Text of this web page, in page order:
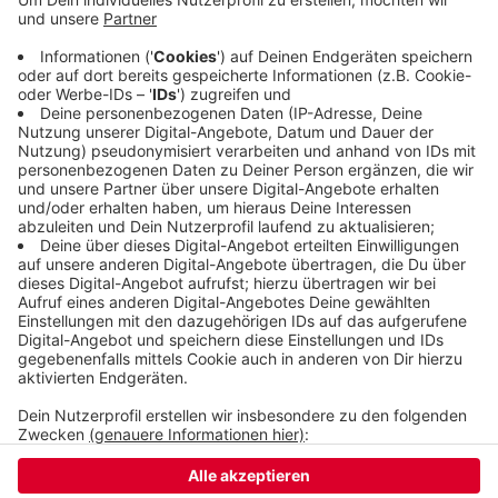
Quadratmeter Fläche. Die Verschieferung wurde
schon erneuert, das Parkett aufgearbeitet.
Fenster und Türen, sowie Stuck und Putz werden
neu hergerichtet. Die Sanierung wird rund 3,8
Millionen kosten.
Veröffentlicht:Dienstag, 04.08.2020 13:24
Anzeige